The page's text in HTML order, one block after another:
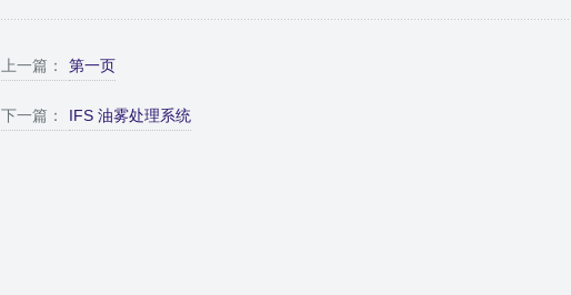
上一篇： 第一页
下一篇： IFS 油雾处理系统